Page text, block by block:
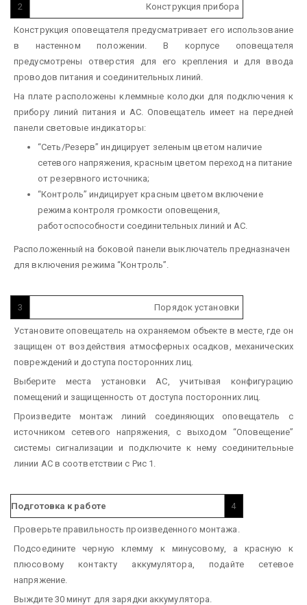
2 Конструкция прибора
Конструкция оповещателя предусматривает его использование
в настенном положении. В корпусе оповещателя
предусмотрены отверстия для его крепления и для ввода
проводов питания и соединительных линий.
На плате расположены клеммные колодки для подключения к
прибору линий питания и АС. Оповещатель имеет на передней
панели световые индикаторы:
“Сеть/Резерв” индицирует зеленым цветом наличие
сетевого напряжения, красным цветом переход на питание
от резервного источника;
“Контроль” индицирует красным цветом включение
режима контроля громкости оповещения,
работоспособности соединительных линий и АС.
Расположенный на боковой панели выключатель предназначен
для включения режима “Контроль”.
3 Порядок установки
Установите оповещатель на охраняемом объекте в месте, где он
защищен от воздействия атмосферных осадков, механических
повреждений и доступа посторонних лиц.
Выберите места установки АС, учитывая конфигурацию
помещений и защищенность от доступа посторонних лиц.
Произведите монтаж линий соединяющих оповещатель с
источником сетевого напряжения, с выходом “Оповещение”
системы сигнализации и подключите к нему соединительные
линии АС в соответствии с Рис 1.
Подготовка к работе 4
Проверьте правильность произведенного монтажа.
Подсоедините черную клемму к минусовому, а красную к
плюсовому контакту аккумулятора, подайте сетевое
напряжение.
Выждите 30 минут для зарядки аккумулятора.